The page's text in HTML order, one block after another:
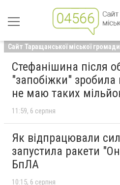
Сайт Таращанської міської громади
Стефанішина після
"запобіжки"
не маю таких
11:59 6 серпня
Як відпрацювали
запустила ракети
БпЛА
10:15 6 серпня